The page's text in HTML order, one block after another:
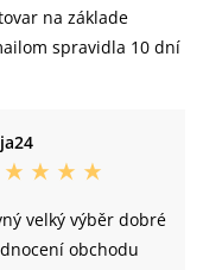
na základe
spravidla 10 dní
velký výběr dobré
obchodu